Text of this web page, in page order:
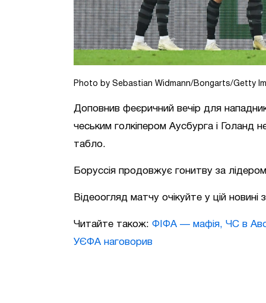
Photo by Sebastian Widmann/Bongarts/Getty
Доповнив феєричний вечір для
чеським голкіпером Аусбурга і Голанд
табло.
Боруссія продовжує гонитву за
Відеоогляд матчу очікуйте у цій новині
Читайте також: ФІФА — мафія, ЧС в
УЄФА наговорив